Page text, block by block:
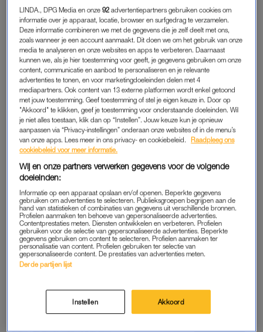
Door de hitte waren er meerdere storingenop het spoor,
waaronder de Willemsspoortunnel bij Rotterdam Centraal.
NS
Door de storing konden er geen treinen vanaf Rotterdam
Centraal naar onder meer Breda en Dordrecht rijden. Ook was
er nauwelijks internationaal treinverkeer van en naar België
mogelijk. Daardoor strandden honderden reizigers. De
treinmaatschappij heeft een groot deel van de gestrande
reizigers kunnen opvangen in hotels. Daardoor valt het aantal
claims mee, laat een woordvoerder donderdag weten.
Door de hoge temperaturen was er ook een storing op de
Maasvlakte, waardoor er ook geen goederenvervoer mogelijk
was over de Havenspoorlijn. Dinsdagavond waren alle
storingen verholpen en kwam het treinverkeer langzaam weer
op gang.
Water en waaier mee: NS zet
airco’s lager om uitval te
LINDA., DPG Media en onze92 advertentiepartners gebruiken cookies om
informatie over je apparaat, locatie, browser en surfgedrag te verzamelen.
Deze informatie combineren we met de gegevens die je zelf deelt met ons,
zoals wanneer je een account aanmaakt. Dit doen we om het gebruik van onze
media te analyseren en onze websites en apps te verbeteren. Daarnaast
kunnen we, als je hier toestemming voor geeft, je gegevens gebruiken om onze
content, communicatie en aanbod te personaliseren en je relevante
advertenties te tonen, en voor marketingdoeleinden delen met 4
mediapartners. Ook content van 13 externe platformen wordt enkel getoond
met jouw toestemming. Geef toestemming of stel je eigen keuze in. Door op
"Akkoord" te klikken, geef je toestemming voor onderstaande doeleinden. Wil
je niet alles toestaan, klik dan op “Instellen”. Jouw keuze kun je opnieuw
aanpassen via “Privacy-instellingen” onderaan onze websites of in de menu’s
van onze apps. Lees meer in ons privacy- en cookiebeleid.
Raadpleeg ons
cookiebeleid voor meer informatie.
Wij en onze partners verwerken gegevens voor de volgende
doeleinden:
Informatie op een apparaat opslaan en/of openen. Beperkte gegevens
gebruiken om advertenties te selecteren. Publieksgroepen begrijpen aan de
hand van statistieken of combinaties van gegevens uit verschillende bronnen.
Profielen aanmaken ten behoeve van gepersonaliseerde advertenties.
Contentprestaties meten. Diensten ontwikkelen en verbeteren. Profielen
gebruiken voor de selectie van gepersonaliseerde advertenties. Beperkte
gegevens gebruiken om content te selecteren. Profielen aanmaken ter
personalisatie van content. Profielen gebruiken ter selectie van
gepersonaliseerde content. De prestaties van advertenties meten.
Derde partijen lijst
Instellen Akkoord